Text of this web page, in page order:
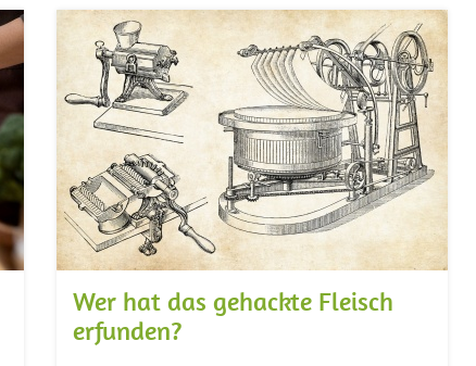
Wer hat das gehackte Fleisch
erfunden?